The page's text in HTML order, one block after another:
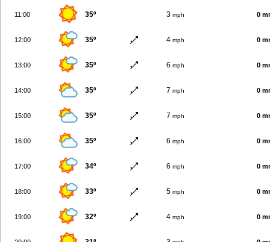
11:00 35º 3 mph 0
12:00 35º 4 mph 0
13:00 35º 6 mph 0
14:00 35º 7 mph 0
15:00 35º 7 mph 0
16:00 35º 6 mph 0
17:00 34º 6 mph 0
18:00 33º 5 mph 0
19:00 32º 4 mph 0